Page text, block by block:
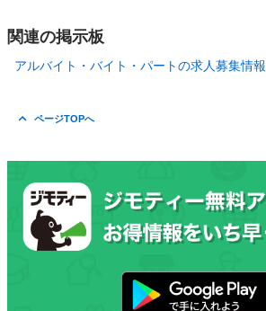
関連の掲示板
アルバイト・バイト・パートの求人募集情報
ページTOPへ